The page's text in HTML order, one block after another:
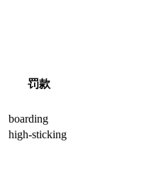
罚款
boarding
high-sticking